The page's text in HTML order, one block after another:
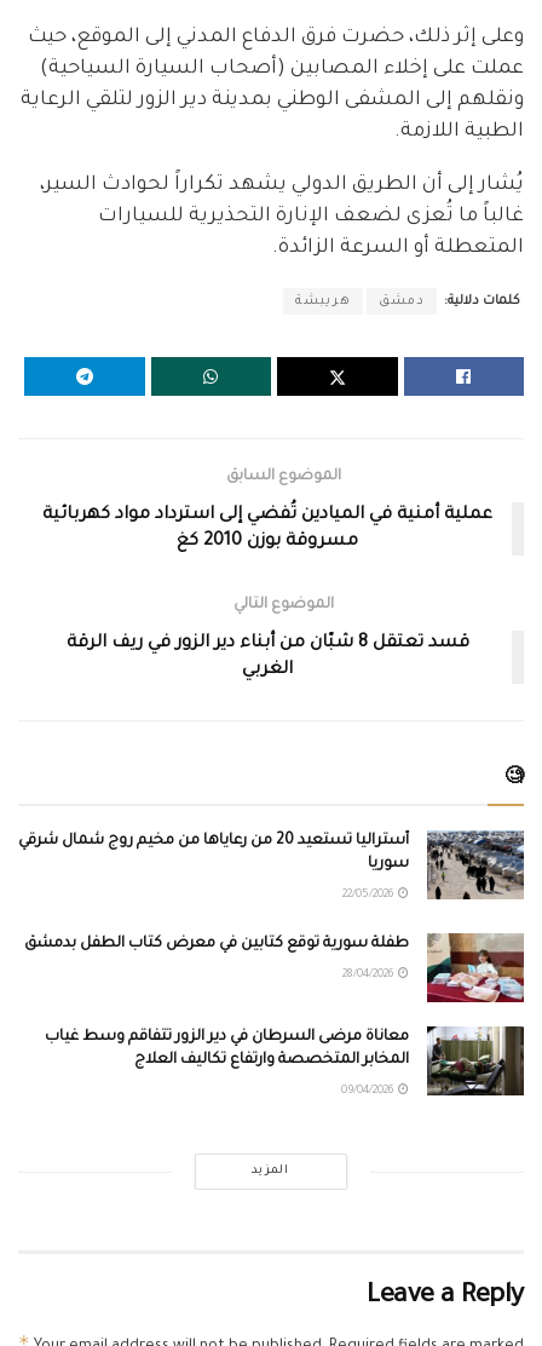
وعلى إثر ذلك، حضرت فرق الدفاع المدني إلى الموقع، حيث
عملت على إخلاء المصابين (أصحاب السيارة السياحية)
ونقلهم إلى المشفى الوطني بمدينة دير الزور لتلقي الرعاية
الطبية اللازمة.
يُشار إلى أن الطريق الدولي يشهد تكراراً لحوادث السير،
غالباً ما تُعزى لضعف الإنارة التحذيرية للسيارات
المتعطلة أو السرعة الزائدة.
كلمات دلالية: دمشق هريبشة
الموضوع السابق
عملية أمنية في الميادين تُفضي إلى استرداد مواد كهربائية
مسروقة بوزن 2010 كغ
الموضوع التالي
قسد تعتقل 8 شبّان من أبناء دير الزور في ريف الرقة
الغربي
🧐
أستراليا تستعيد 20 من رعاياها من مخيم روج شمال شرقي
سوريا
طفلة سورية توقع كتابين في معرض كتاب الطفل بدمشق
معاناة مرضى السرطان في دير الزور تتفاقم وسط غياب
المخابر المتخصصة وارتفاع تكاليف العلاج
المزيد
Leave a Reply